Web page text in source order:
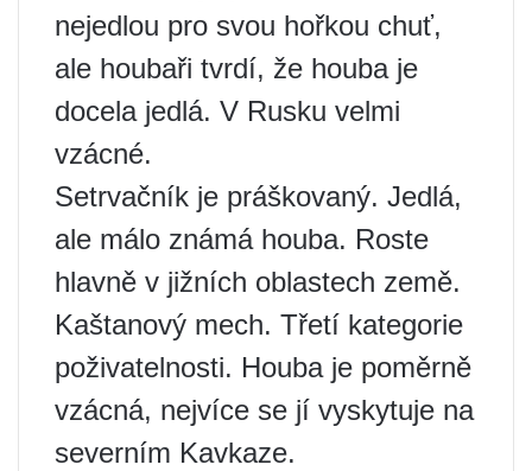
nejedlou pro svou hořkou chuť,
ale houbaři tvrdí, že houba je
docela jedlá. V Rusku velmi
vzácné.
Setrvačník je práškovaný. Jedlá,
ale málo známá houba. Roste
hlavně v jižních oblastech země.
Kaštanový mech. Třetí kategorie
poživatelnosti. Houba je poměrně
vzácná, nejvíce se jí vyskytuje na
severním Kavkaze.